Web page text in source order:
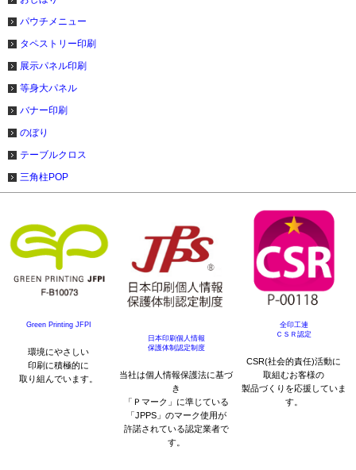
パウチメニュー
タペストリー印刷
展示パネル印刷
等身大パネル
バナー印刷
のぼり
テーブルクロス
三角柱POP
Green Printing JFPI
環境にやさしい
印刷に積極的に
取り組んでいます。
日本印刷個人情報
保護体制認定制度
当社は個人情報保護法に基づ
き
「Ｐマーク」に準じている
「JPPS」のマーク使用が
許諾されている認定業者で
す。
全印工連
ＣＳＲ認定
CSR(社会的責任)活動に
取組むお客様の
製品づくりを応援していま
す。